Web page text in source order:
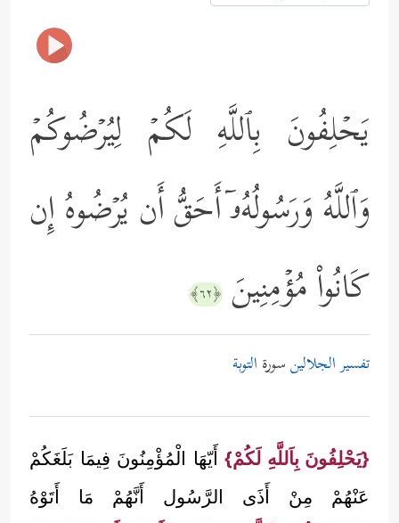
یَحۡلِفُونَ بِٱللَّهِ لَكُمۡ لِیُرۡضُوكُمۡ
وَٱللَّهُ وَرَسُولُهُۥۤ أَحَقُّ أَن یُرۡضُوهُ إِن
كَانُواْ مُؤۡمِنِینَ ﴿٦٢﴾
تفسير الجلالينسورة التوبة
{يَحْلِفُونَ بِاَللَّهِ لَكُمْ} أَيّهَا الْمُؤْمِنُونَ فِيمَا بَلَغَكُمْ
عَنْهُمْ مِنْ أَذَى الرَّسُول أَنَّهُمْ مَا أَتَوْهُ